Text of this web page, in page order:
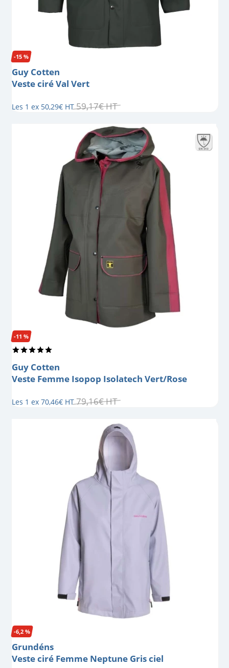
-15 %
Guy Cotten
Veste ciré Val Vert
Les 1 ex 50,29€ HT 59,17€HT
-11 %
Guy Cotten
Veste Femme Isopop Isolatech Vert/Rose
Les 1 ex 70,46€ HT 79,16€HT
-6,2 %
Grundéns
Veste ciré Femme Neptune Gris ciel